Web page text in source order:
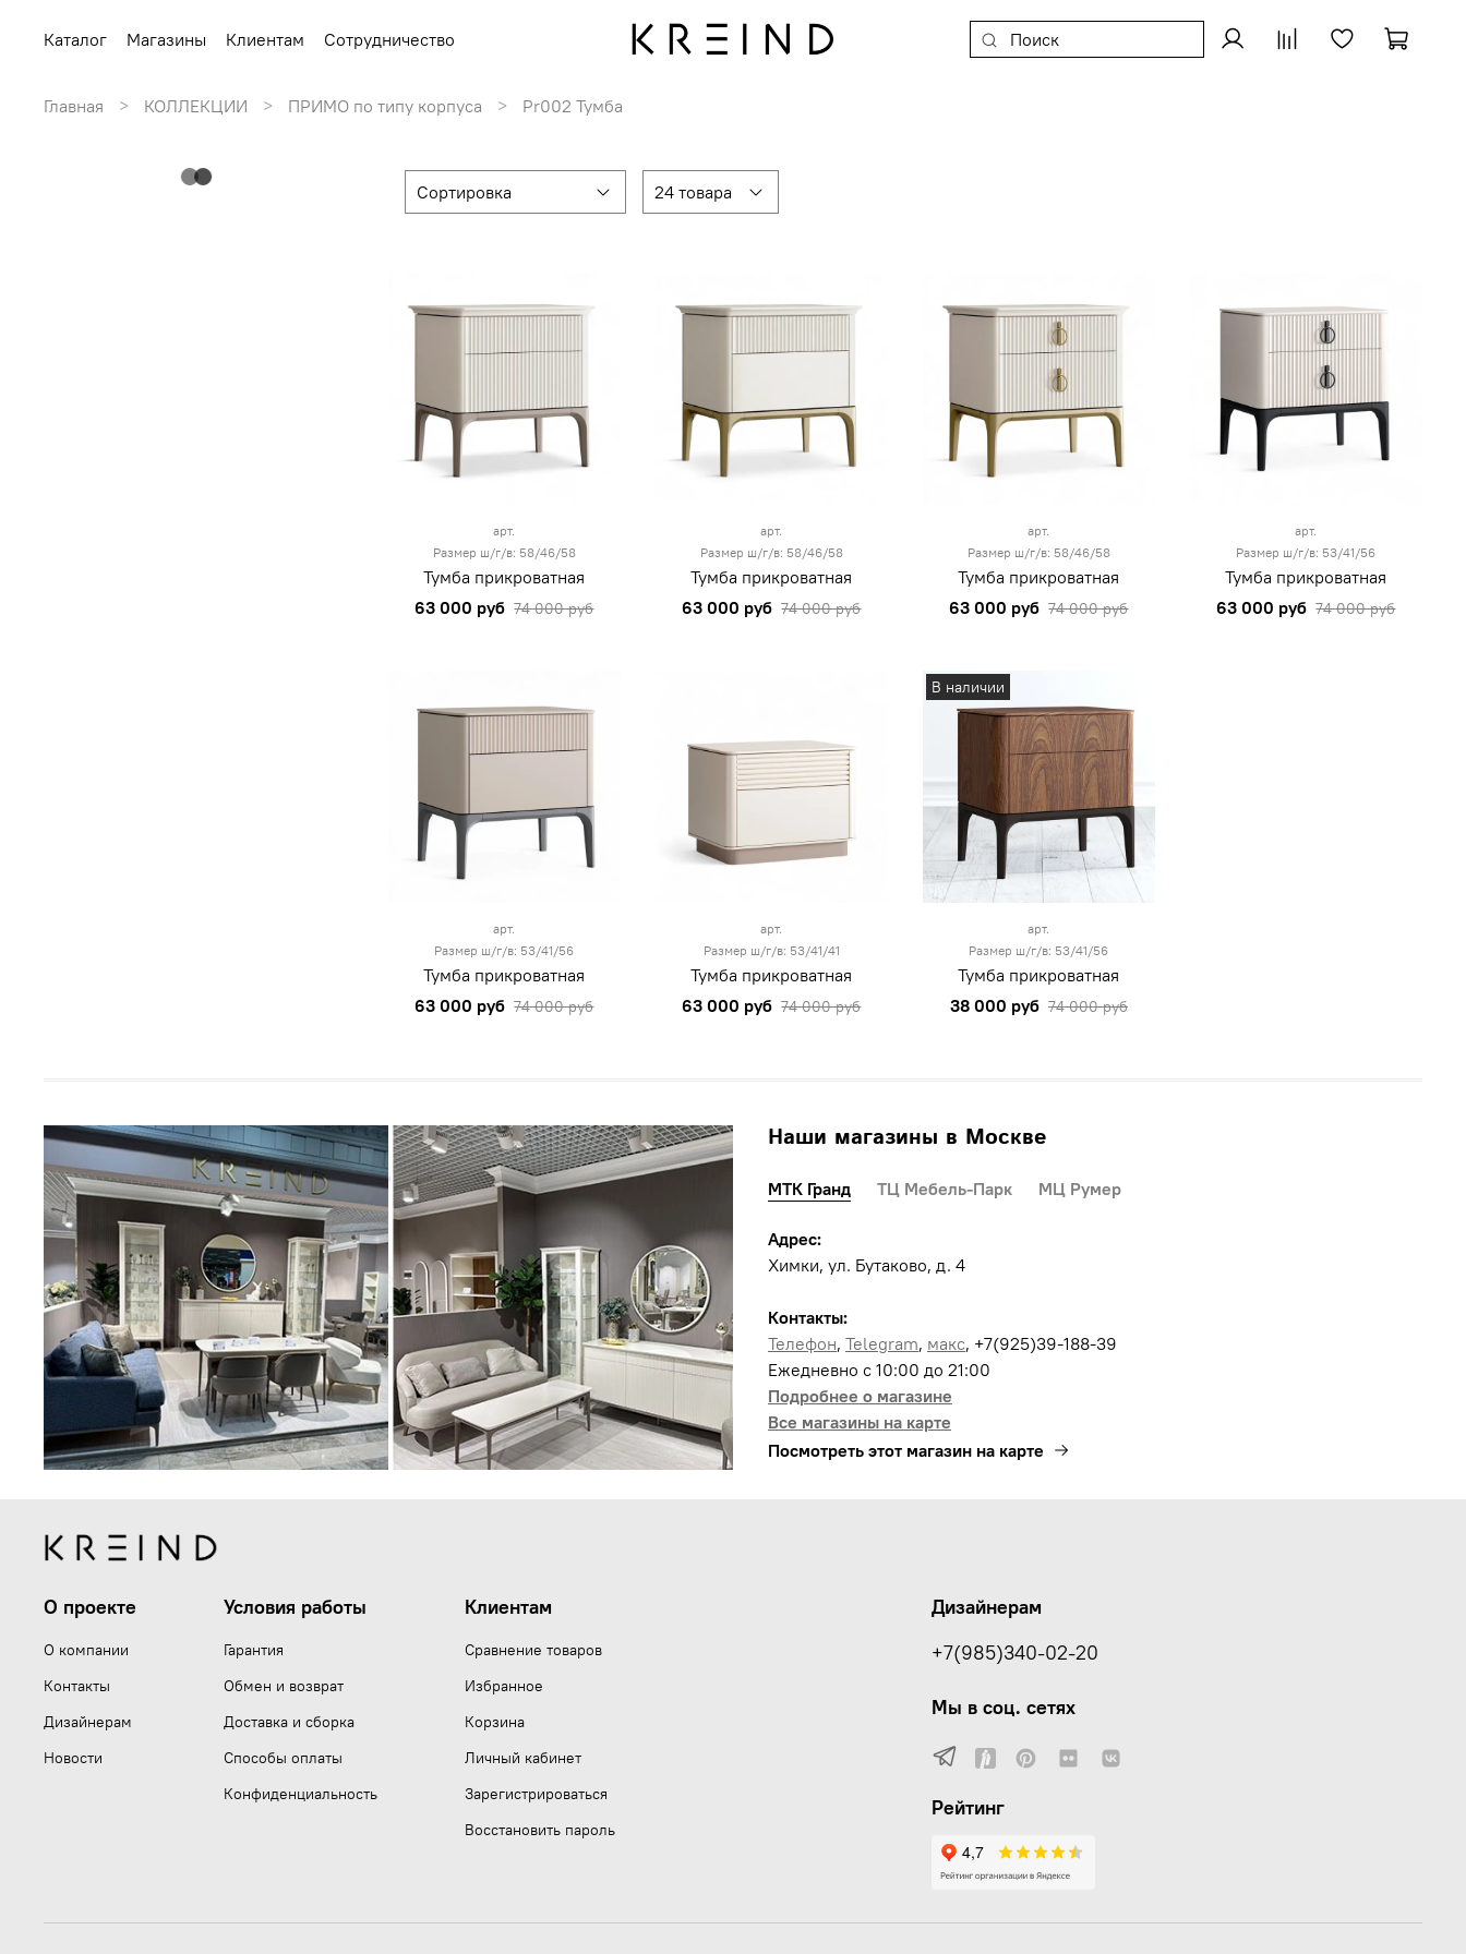
Каталог Магазины Клиентам Сотрудничество
Главная КОЛЛЕКЦИИ ПРИМО по типу корпуса Pr002 Тумба
арт.
Размер ш/г/в: 58/46/58
Тумба прикроватная
63 000 руб 74 000 руб
арт.
Размер ш/г/в: 58/46/58
Тумба прикроватная
63 000 руб 74 000 руб
арт.
Размер ш/г/в: 58/46/58
Тумба прикроватная
63 000 руб 74 000 руб
арт.
Размер ш/г/в: 53/41/56
Тумба прикроватная
63 000 руб 74 000 руб
арт.
Размер ш/г/в: 53/41/56
Тумба прикроватная
63 000 руб 74 000 руб
арт.
Размер ш/г/в: 53/41/41
Тумба прикроватная
63 000 руб 74 000 руб
В наличии
арт.
Размер ш/г/в: 53/41/56
Тумба прикроватная
38 000 руб 74 000 руб
Наши магазины в Москве
МТК Гранд ТЦ Мебель-Парк МЦ Румер
Адрес:
Химки, ул. Бутаково, д. 4
Контакты:
Телефон, Telegram, макс, +7(925)39-188-39
Ежедневно с 10:00 до 21:00
Подробнее о магазине
Все магазины на карте
Посмотреть этот магазин на карте
О проекте
О компании
Контакты
Дизайнерам
Новости
Условия работы
Гарантия
Обмен и возврат
Доставка и сборка
Способы оплаты
Конфиденциальность
Клиентам
Сравнение товаров
Избранное
Корзина
Личный кабинет
Зарегистрироваться
Восстановить пароль
Дизайнерам
+7(985)340-02-20
Мы в соц. сетях
Рейтинг